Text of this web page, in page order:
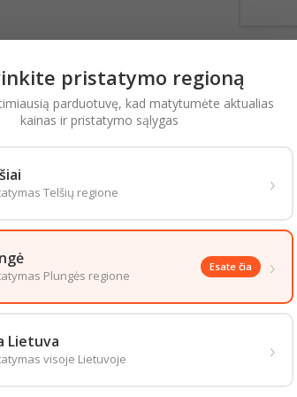
KEPTOS VIŠČIUKŲ
6,49€ už 1 Kg
pristatymo regioną
parduotuvę, kad matytumėte aktualias
kainas ir pristatymo sąlygas
Telšių regione ›
Plungės regione
Esate čia ›
Lietuva
visoje Lietuvoje ›